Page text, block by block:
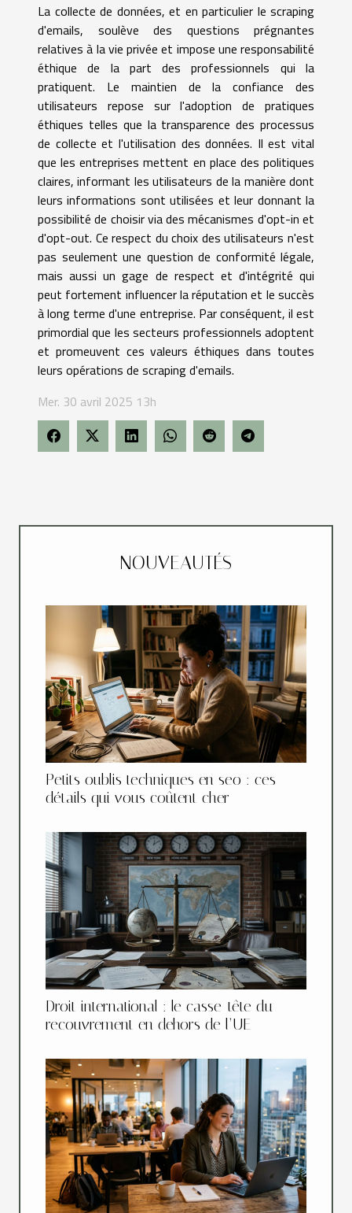
La collecte de données, et en particulier le scraping
d'emails, soulève des questions prégnantes
relatives à la vie privée et impose une responsabilité
éthique de la part des professionnels qui la
pratiquent. Le maintien de la confiance des
utilisateurs repose sur l'adoption de pratiques
éthiques telles que la transparence des processus
de collecte et l'utilisation des données. Il est vital
que les entreprises mettent en place des politiques
claires, informant les utilisateurs de la manière dont
leurs informations sont utilisées et leur donnant la
possibilité de choisir via des mécanismes d'opt-in et
d'opt-out. Ce respect du choix des utilisateurs n'est
pas seulement une question de conformité légale,
mais aussi un gage de respect et d'intégrité qui
peut fortement influencer la réputation et le succès
à long terme d'une entreprise. Par conséquent, il est
primordial que les secteurs professionnels adoptent
et promeuvent ces valeurs éthiques dans toutes
leurs opérations de scraping d'emails.
Mer. 30 avril 2025 13h
NOUVEAUTÉS
Petits oublis techniques en seo : ces
détails qui vous coûtent cher
Droit international : le casse-tête du
recouvrement en dehors de l’UE